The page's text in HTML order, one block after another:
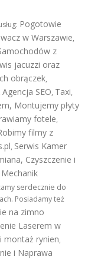
Pogotowie
w Warszawie,
z
jacuzzi oraz
obrączek,
Agencja SEO, Taxi,
, Montujemy płyty
fotele,
filmy z
, Serwis Kamer
Czyszczenie i
serdecznie do
Posiadamy też
na zimno
Laserem w
montaż rynien,
i Naprawa